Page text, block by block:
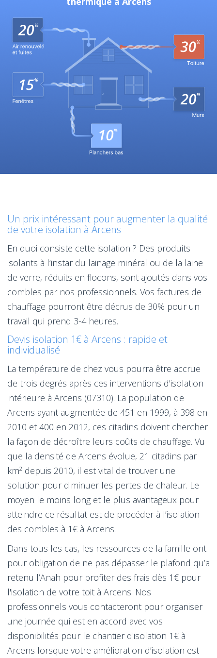
Un prix intéressant pour augmenter la qualité
de votre isolation à Arcens
En quoi consiste cette isolation ? Des produits
isolants à l’instar du lainage minéral ou de la laine
de verre, réduits en flocons, sont ajoutés dans vos
combles par nos professionnels. Vos factures de
chauffage pourront être décrus de 30% pour un
travail qui prend 3-4 heures.
Devis isolation 1€ à Arcens : rapide et
individualisé
La température de chez vous pourra être accrue
de trois degrés après ces interventions d’isolation
intérieure à Arcens (07310). La population de
Arcens ayant augmentée de 451 en 1999, à 398 en
2010 et 400 en 2012, ces citadins doivent chercher
la façon de décroître leurs coûts de chauffage. Vu
que la densité de Arcens évolue, 21 citadins par
km² depuis 2010, il est vital de trouver une
solution pour diminuer les pertes de chaleur. Le
moyen le moins long et le plus avantageux pour
atteindre ce résultat est de procéder à l’isolation
des combles à 1€ à Arcens.
Dans tous les cas, les ressources de la famille ont
pour obligation de ne pas dépasser le plafond qu’a
retenu l’Anah pour profiter des frais dès 1€ pour
l'isolation de votre toit à Arcens. Nos
professionnels vous contacteront pour organiser
une journée qui est en accord avec vos
disponibilités pour le chantier d'isolation 1€ à
Arcens lorsque votre amélioration d’isolation est